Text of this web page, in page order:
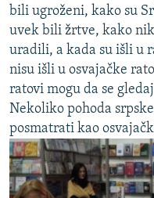
bili ugroženi, kako su
uvek bili žrtve, kako
uradili, a kada su išli u
nisu išli u osvajačke
ratovi mogu da se
Nekoliko pohoda
posmatrati kao